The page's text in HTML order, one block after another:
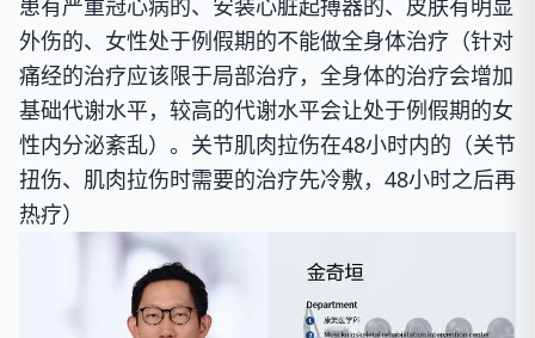
患有严重冠心病的、安装心脏起搏器的、皮肤有明显
外伤的、女性处于例假期的不能做全身体治疗（针对
痛经的治疗应该限于局部治疗，全身体的治疗会增加
基础代谢水平，较高的代谢水平会让处于例假期的女
性内分泌紊乱）。关节肌肉拉伤在48小时内的（关节
扭伤、肌肉拉伤时需要的治疗先冷敷，48小时之后再
热疗）